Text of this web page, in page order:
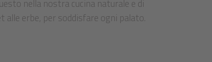
nella nostra cucina naturale e di
alle erbe, per soddisfare ogni palato.